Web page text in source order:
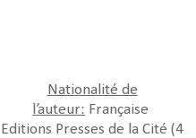
Nationalité de
l’auteur: Française
Editions Presses de la Cité (4